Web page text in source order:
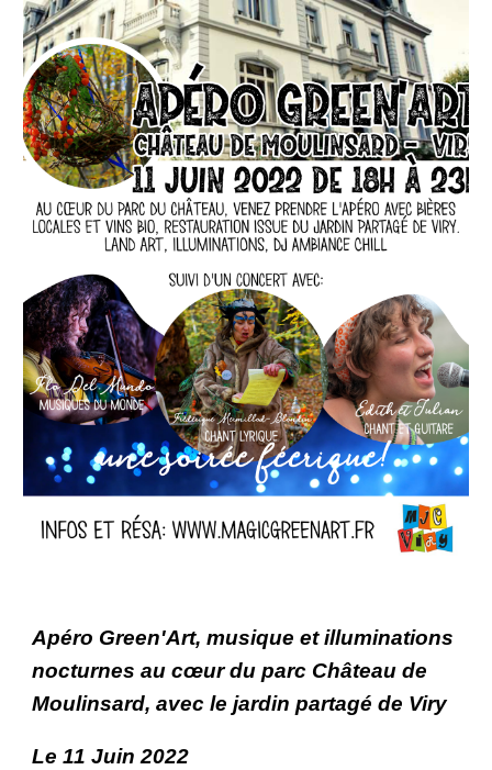
Apéro Green'Art, musique et illuminations
nocturnes au cœur du parc Château de
Moulinsard, avec le jardin partagé de Viry
Le 11 Juin 2022